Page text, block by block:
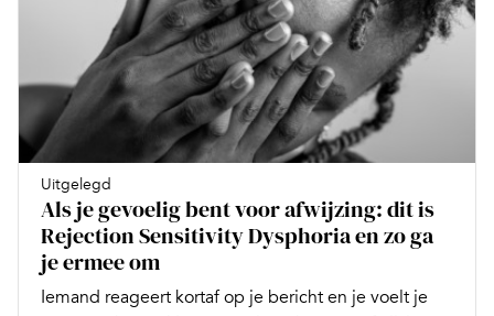
Uitgelegd
Als je gevoelig bent voor afwijzing: dit is
Rejection Sensitivity Dysphoria en zo ga
je ermee om
Iemand reageert kortaf op je bericht en je voelt je